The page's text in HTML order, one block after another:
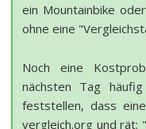
ein Mountainbike
ohne eine
Noch eine
nächsten Tag
feststellen, dass
vergleich.org und rät: